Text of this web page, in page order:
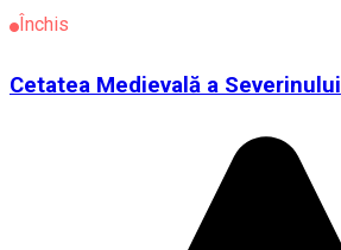
Închis
Cetatea Medievală a Severinului